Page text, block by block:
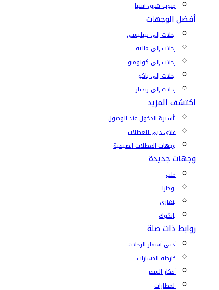
جنوب شرق آسيا
أفضل الوجهات
رحلات إلى تبيليسي
رحلات إلى ماليه
رحلات إلى كولومبو
رحلات إلى باكو
رحلات إلى زنجبار
اكتشف المزيد
تأشيرة الدخول عند الوصول
فلاي دبي للعطلات
وجهات العطلات الصيفية
وجهات جديدة
حلب
بوخارا
بنغازي
بانكوك
روابط ذات صلة
أدنى أسعار الرحلات
خارطة المسارات
أفكار السفر
المطارات